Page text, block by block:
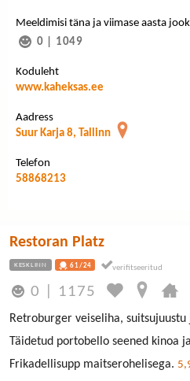
Meeldimisi täna ja viimase aasta
0
1049
Koduleht
www.kaheksas.ee
Aadress
Suur Karja 8, Tallinn
Telefon
58868213
Restoran Platz
KESKLINN 61/24
0 1175
Retroburger veiseliha,
Täidetud portobello seened kinoa
Frikadellisupp maitserohelisega.